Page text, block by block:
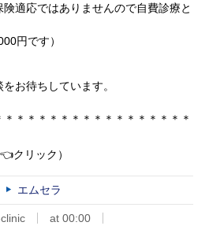
適応ではありませんので自費診療と
円です）
お待ちしています。
＊＊＊＊＊＊＊＊＊＊＊＊＊＊＊＊
👈クリック）
エムセラ
at 00:00